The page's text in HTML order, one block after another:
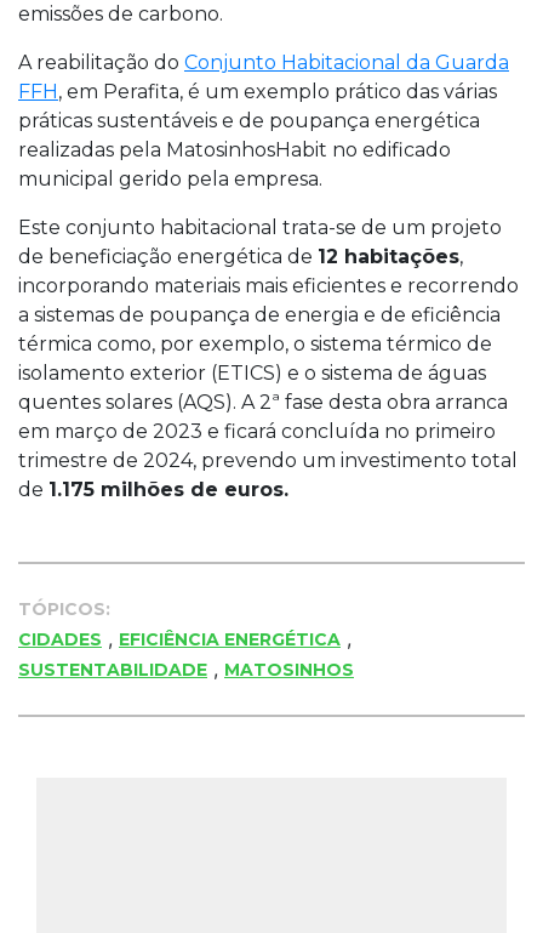
emissões de carbono.
A reabilitação do Conjunto Habitacional da Guarda
FFH, em Perafita, é um exemplo prático das várias
práticas sustentáveis e de poupança energética
realizadas pela MatosinhosHabit no edificado
municipal gerido pela empresa.
Este conjunto habitacional trata-se de um projeto
de beneficiação energética de 12 habitações,
incorporando materiais mais eficientes e recorrendo
a sistemas de poupança de energia e de eficiência
térmica como, por exemplo, o sistema térmico de
isolamento exterior (ETICS) e o sistema de águas
quentes solares (AQS). A 2ª fase desta obra arranca
em março de 2023 e ficará concluída no primeiro
trimestre de 2024, prevendo um investimento total
de 1.175 milhões de euros.
TÓPICOS:
CIDADES , EFICIÊNCIA ENERGÉTICA ,
SUSTENTABILIDADE , MATOSINHOS